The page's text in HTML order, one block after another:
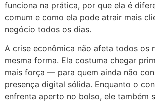
funciona na prática, por que ela é
comum e como ela pode atrair mais
negócio todos os dias.
A crise econômica não afeta todos os
mesma forma. Ela costuma chegar
mais força — para quem ainda não
presença digital sólida. Enquanto o
enfrenta aperto no bolso, ele também